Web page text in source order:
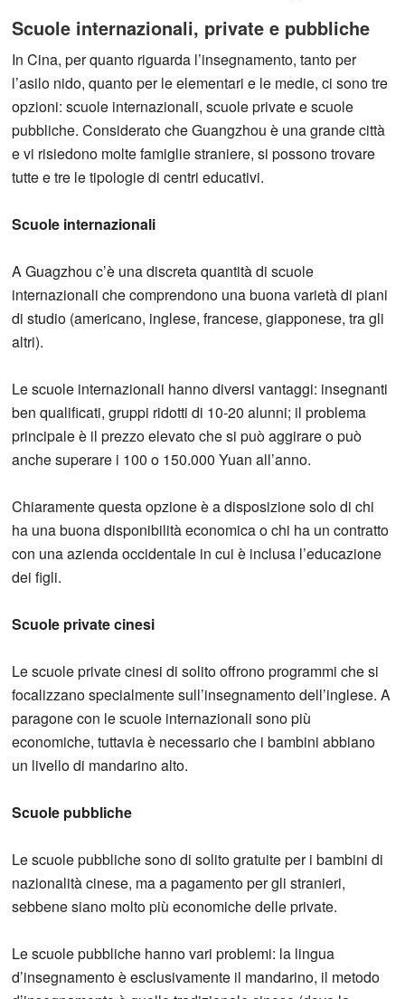
Scuole internazionali, private e pubbliche
In Cina, per quanto riguarda l’insegnamento, tanto per
l’asilo nido, quanto per le elementari e le medie, ci sono tre
opzioni: scuole internazionali, scuole private e scuole
pubbliche. Considerato che Guangzhou è una grande città
e vi risiedono molte famiglie straniere, si possono trovare
tutte e tre le tipologie di centri educativi.
Scuole internazionali
A Guagzhou c’è una discreta quantità di scuole
internazionali che comprendono una buona varietà di piani
di studio (americano, inglese, francese, giapponese, tra gli
altri).
Le scuole internazionali hanno diversi vantaggi: insegnanti
ben qualificati, gruppi ridotti di 10-20 alunni; il problema
principale è il prezzo elevato che si può aggirare o può
anche superare i 100 o 150.000 Yuan all’anno.
Chiaramente questa opzione è a disposizione solo di chi
ha una buona disponibilità economica o chi ha un contratto
con una azienda occidentale in cui è inclusa l’educazione
dei figli.
Scuole private cinesi
Le scuole private cinesi di solito offrono programmi che si
focalizzano specialmente sull’insegnamento dell’inglese. A
paragone con le scuole internazionali sono più
economiche, tuttavia è necessario che i bambini abbiano
un livello di mandarino alto.
Scuole pubbliche
Le scuole pubbliche sono di solito gratuite per i bambini di
nazionalità cinese, ma a pagamento per gli stranieri,
sebbene siano molto più economiche delle private.
Le scuole pubbliche hanno vari problemi: la lingua
d’insegnamento è esclusivamente il mandarino, il metodo